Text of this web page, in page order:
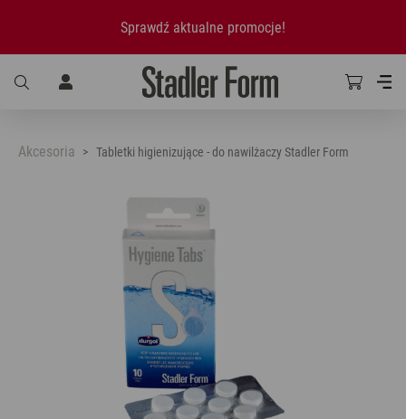
Sprawdź aktualne promocje!
Akcesoria Tabletki higienizujące - do nawilżaczy Stadler Form